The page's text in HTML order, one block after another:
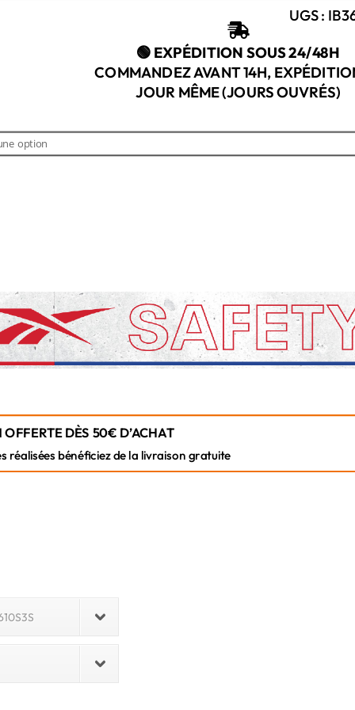
UGS :

🟢 EXPÉDITION SOUS 24/48H
COMMANDEZ AVANT 14H,
JOUR MÊME (JOURS OUVRÉS)
DÈS 50€ D’ACHAT
réalisées bénéficiez de la livraison gratuite